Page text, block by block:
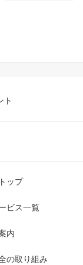
ト
ップ
ビス一覧
内
の取り組み